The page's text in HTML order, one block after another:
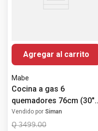
Agregar al carrito
Mabe
Cocina a gas 6
quemadores 76cm (30")
WEM7659CFIS3 Mabe
Vendido por Siman
Q 3499.00